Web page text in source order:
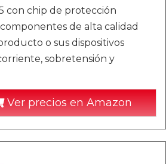
con chip de protección
de alta calidad
o sus dispositivos
sobretensión y
Ver precios en Amazon